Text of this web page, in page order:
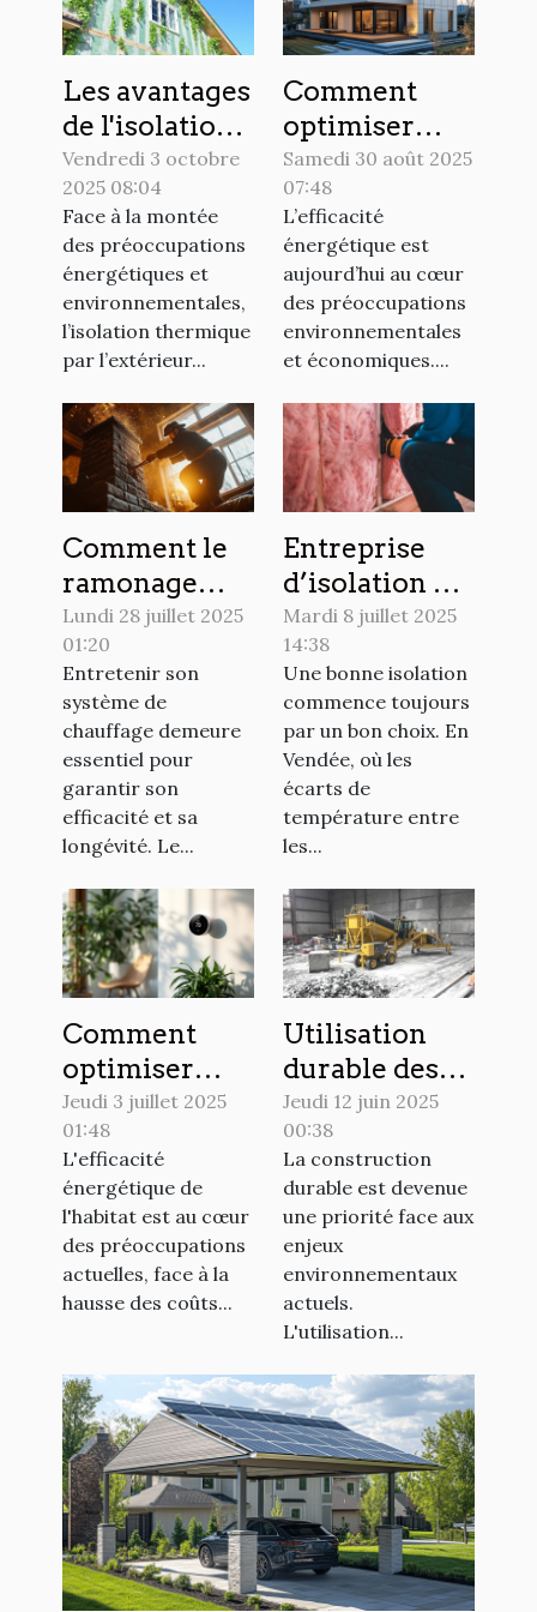
Les avantages
de l'isolation
thermique
par l'extérieur
expliqués
Vendredi 3 octobre
2025 08:04
Face à la montée
des préoccupations
énergétiques et
environnementales,
l’isolation thermique
par l’extérieur...
Comment
optimiser
l'efficacité
énergétique
grâce à
l'isolation
moderne ?
Samedi 30 août 2025
07:48
L’efficacité
énergétique est
aujourd’hui au cœur
des préoccupations
environnementales
et économiques....
Comment le
ramonage
régulier peut
prolonger la
durée de vie
de votre
système de
chauffage ?
Lundi 28 juillet 2025
01:20
Entretenir son
système de
chauffage demeure
essentiel pour
garantir son
efficacité et sa
longévité. Le...
Entreprise
d’isolation en
Vendée :
comment
choisir le bon
prestataire ?
Mardi 8 juillet 2025
14:38
Une bonne isolation
commence toujours
par un bon choix. En
Vendée, où les
écarts de
température entre
les...
Comment
optimiser
l'efficacité
énergétique
de votre
maison ?
Jeudi 3 juillet 2025
01:48
L'efficacité
énergétique de
l'habitat est au cœur
des préoccupations
actuelles, face à la
hausse des coûts...
Utilisation
durable des
matériaux :
Bétons
écologiques
et leurs
avantages
Jeudi 12 juin 2025
00:38
La construction
durable est devenue
une priorité face aux
enjeux
environnementaux
actuels.
L'utilisation...